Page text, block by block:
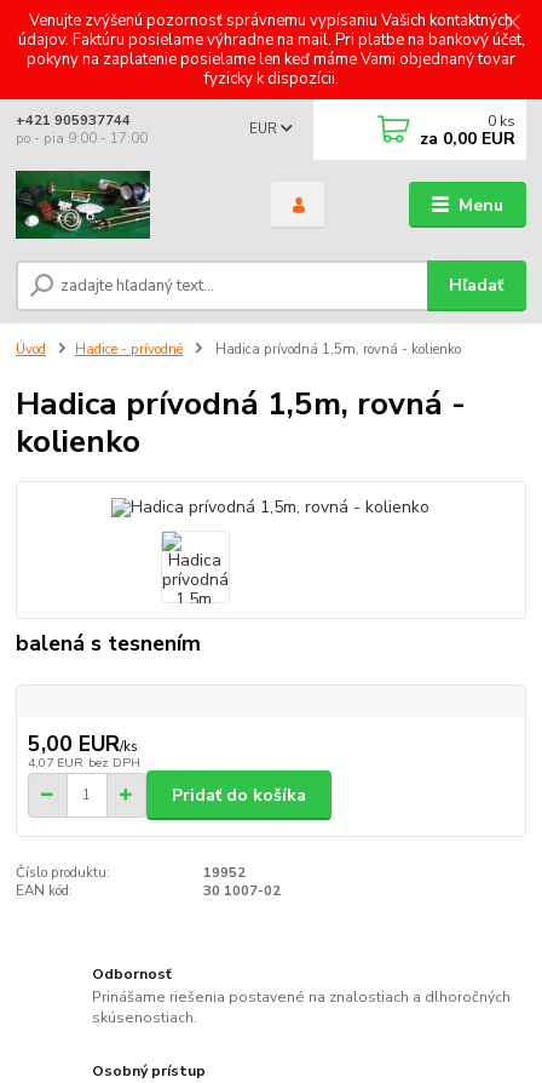
Venujte zvýšenú pozornosť správnemu vypísaniu Vašich kontaktných
údajov. Faktúru posielame výhradne na mail. Pri platbe na bankový účet,
pokyny na zaplatenie posielame len keď máme Vami objednaný tovar
fyzicky k dispozícii.
Menu
EUR
Hľadať
+421 905937744
po - pia 9:00 - 17:00
0 ks
za 0,00 EUR
Úvod Hadice - prívodné Hadica prívodná 1,5m, rovná - kolienko
Hadica prívodná 1,5m, rovná -
kolienko
balená s tesnením
5,00 EUR/ks
4,07 EUR bez DPH
Pridať do košíka
Číslo produktu:
19952
EAN kód:
30 1007-02
Odbornosť
Prinášame riešenia postavené na znalostiach a dlhoročných
skúsenostiach.
Osobný prístup